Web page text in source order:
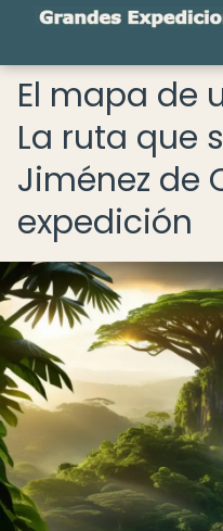
El mapa de
La ruta que
Jiménez de
expedición